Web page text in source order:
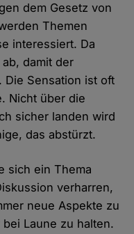
dem Gesetz von
Themen
interessiert. Da
damit der
Die Sensation ist oft
Nicht über die
sicher landen wird
das abstürzt.
sich ein Thema
verharren,
neue Aspekte zu
Laune zu halten.